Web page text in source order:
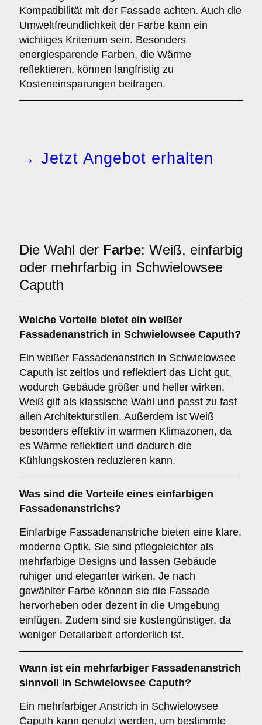
Kompatibilität mit der Fassade achten. Auch die
Umweltfreundlichkeit der Farbe kann ein
wichtiges Kriterium sein. Besonders
energiesparende Farben, die Wärme
reflektieren, können langfristig zu
Kosteneinsparungen beitragen.
→ Jetzt Angebot erhalten
Die Wahl der Farbe: Weiß, einfarbig
oder mehrfarbig in Schwielowsee
Caputh
Welche Vorteile bietet ein weißer
Fassadenanstrich in Schwielowsee Caputh?
Ein weißer Fassadenanstrich in Schwielowsee
Caputh ist zeitlos und reflektiert das Licht gut,
wodurch Gebäude größer und heller wirken.
Weiß gilt als klassische Wahl und passt zu fast
allen Architekturstilen. Außerdem ist Weiß
besonders effektiv in warmen Klimazonen, da
es Wärme reflektiert und dadurch die
Kühlungskosten reduzieren kann.
Was sind die Vorteile eines einfarbigen
Fassadenanstrichs?
Einfarbige Fassadenanstriche bieten eine klare,
moderne Optik. Sie sind pflegeleichter als
mehrfarbige Designs und lassen Gebäude
ruhiger und eleganter wirken. Je nach
gewählter Farbe können sie die Fassade
hervorheben oder dezent in die Umgebung
einfügen. Zudem sind sie kostengünstiger, da
weniger Detailarbeit erforderlich ist.
Wann ist ein mehrfarbiger Fassadenanstrich
sinnvoll in Schwielowsee Caputh?
Ein mehrfarbiger Anstrich in Schwielowsee
Caputh kann genutzt werden, um bestimmte